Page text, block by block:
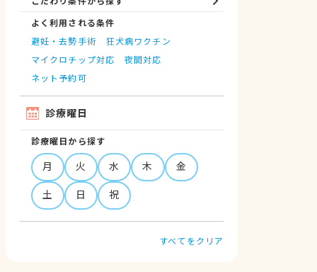
よく利用される条件
避妊・去勢手術
狂犬病ワクチン
マイクロチップ対応
夜間対応
ネット予約可
診療曜日
診療曜日から探す
月 火 水 木
金
土
日 祝
すべてをクリア